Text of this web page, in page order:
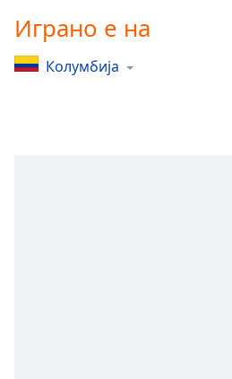
liveLIVE
Remaining
Time-
Играно е на
Колумбија